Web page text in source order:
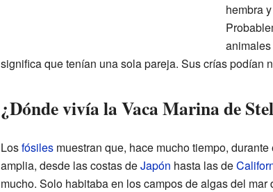
hembra
significa que tenían una sola pareja. Sus crías podían
¿Dónde vivía la Vaca Marina de
Losfósilesmuestran que, hace mucho tiempo, durante
amplia, desde las costas deJapón hasta las de
mucho. Solo habitaba en los campos de algas del